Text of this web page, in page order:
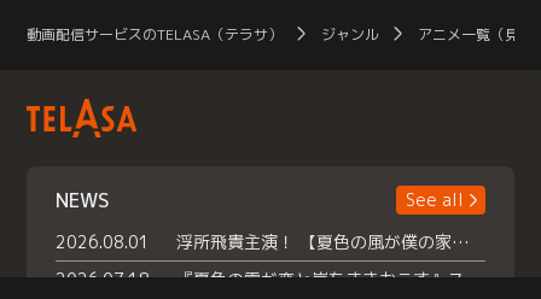
動画配信サービスのTELASA（テラサ） ジャンル アニメ一覧（見放
NEWS
See all
2026.08.01
浮所飛貴主演！ 【夏色の風が僕の家にやってきた】 本日よりテラサで独占配信スタート！
2026.07.18
『夏色の雲が恋と嵐をまきおこす』スペシャルメイキング 【Part1】2026年７月18日（土）23時30分～配信スタート！話題のシーンの裏側を大公開！豪華キャスト大集合！ 『武宮家 真夏の家族会議』開催！